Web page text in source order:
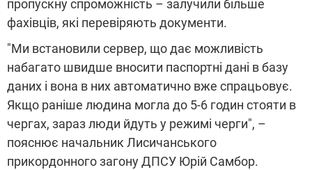
пропускну спроможність – залучили більше
фахівців, які перевіряють документи.
"Ми встановили сервер, що дає можливість
набагато швидше вносити паспортні дані в базу
даних і вона в них автоматично вже спрацьовує.
Якщо раніше людина могла до 5-6 годин стояти в
чергах, зараз люди йдуть у режимі черги", –
пояснює начальник Лисичанського
прикордонного загону ДПСУ Юрій Самбор.